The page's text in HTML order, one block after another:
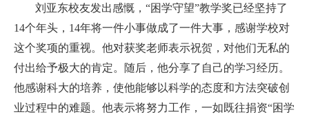
刘亚东校友发出感慨，“困学守望”教学奖已经坚持了
14个年头， 14年将一件小事做成了一件大事，感谢学校对
这个奖项的重视。他对获奖老师表示祝贺，对他们无私的
付出给予极大的肯定。随后，他分享了自己的学习经历。
他感谢科大的培养，使他能够以科学的态度和方法突破创
业过程中的难题。他表示将努力工作，一如既往捐资“困学